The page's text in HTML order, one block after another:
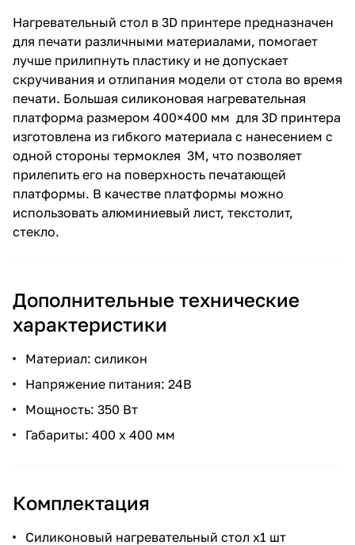
Нагревательный стол в 3D принтере предназначен
для печати различными материалами, помогает
лучше прилипнуть пластику и не допускает
скручивания и отлипания модели от стола во время
печати. Большая силиконовая нагревательная
платформа размером 400×400 мм для 3D принтера
изготовлена из гибкого материала с нанесением с
одной стороны термоклея 3М, что позволяет
прилепить его на поверхность печатающей
платформы. В качестве платформы можно
использовать алюминиевый лист, текстолит,
стекло.
Дополнительные технические
характеристики
Материал: силикон
Напряжение питания: 24В
Мощность: 350 Вт
Габариты: 400 x 400 мм
Комплектация
Силиконовый нагревательный стол x1 шт